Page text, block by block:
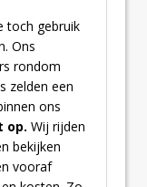
toch gebruik
Ons
rondom
zelden een
ons
op. Wij rijden
bekijken
vooraf